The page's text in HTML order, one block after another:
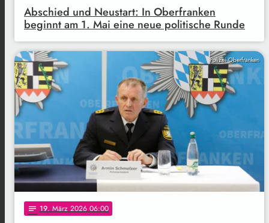
Abschied und Neustart: In Oberfranken
beginnt am 1. Mai eine neue politische Runde
Polizei Oberfranken
notes 19. März 2026 06:00